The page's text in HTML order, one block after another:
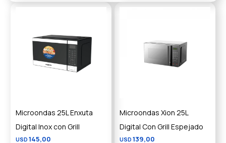
Microondas 25L Enxuta
Digital Inox con Grill
USD 145,00
Microondas Xion 25L
Digital Con Grill Espejado
USD 139,00